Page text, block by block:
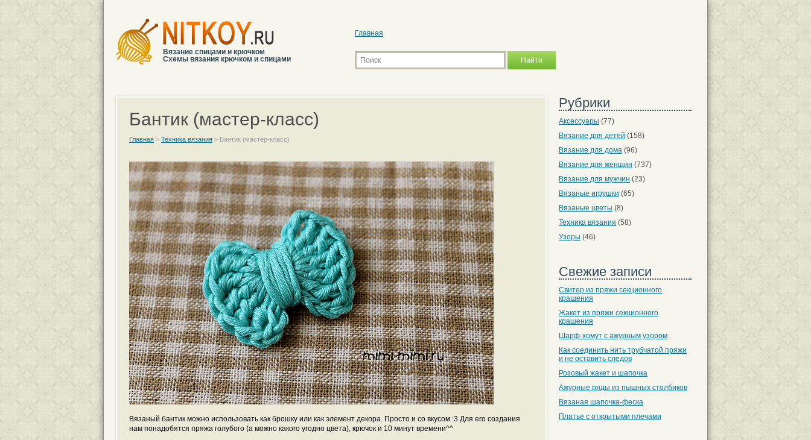
Вязание спицами и крючком
Схемы вязания крючком и спицами
Главная
Бантик (мастер-класс)
Главная > Техника вязания > Бантик (мастер-класс)
Вязаный бантик можно использовать как брошку или как элемент декора. Просто и со вкусом :3 Для его создания
нам понадобятся пряжа голубого (а можно какого угодно цвета), крючок и 10 минут времени^^
Рубрики
Аксессуары (77)
Вязание для детей (158)
Вязание для дома (96)
Вязание для женщин (737)
Вязание для мужчин (23)
Вязаные игрушки (65)
Вязаные цветы (8)
Техника вязания (58)
Узоры (46)
Свежие записи
Свитер из пряжи секционного
крашения
Жакет из пряжи секционного
крашения
Шарф-хомут с ажурным узором
Как соединить нить трубчатой пряжи
и не оставить следов
Розовый жакет и шапочка
Ажурные ряды из пышных столбиков
Вязаная шапочка-феска
Платье с открытыми плечами